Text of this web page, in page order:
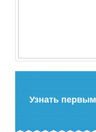
Узнать первым